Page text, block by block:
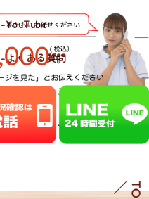
-YouTube
-よくある質問
-お問合せ・ご予約
-プライバシーポリシー